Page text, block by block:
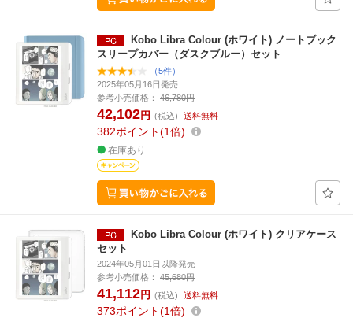
Kobo Libra Colour (ホワイト) ノートブック
スリープカバー（ダスクブルー）セット
（5件）
2025年05月16日発売
参考小売価格：
46,780円
42,102円 (税込) 送料無料
382ポイント 1倍
在庫あり
Kobo Libra Colour (ホワイト) クリアケース
セット
2024年05月01日以降発売
参考小売価格：
45,680円
41,112円 (税込) 送料無料
373ポイント 1倍